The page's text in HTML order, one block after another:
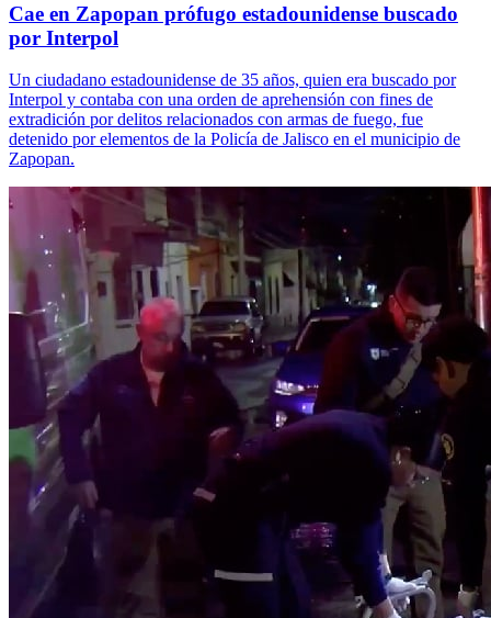
Cae en Zapopan prófugo estadounidense buscado
por Interpol
Un ciudadano estadounidense de 35 años, quien era buscado por
Interpol y contaba con una orden de aprehensión con fines de
extradición por delitos relacionados con armas de fuego, fue
detenido por elementos de la Policía de Jalisco en el municipio de
Zapopan.